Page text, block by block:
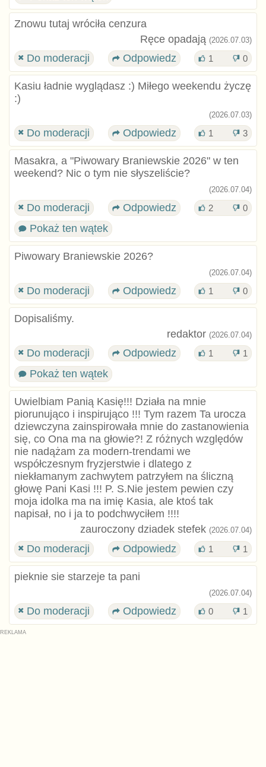
Znowu tutaj wróciła cenzura
Ręce opadają (2026.07.03)
Do moderacji Odpowiedz 1 0
Kasiu ładnie wyglądasz :) Miłego weekendu życzę
:)
(2026.07.03)
Do moderacji Odpowiedz 1 3
Masakra, a "Piwowary Braniewskie 2026" w ten
weekend? Nic o tym nie słyszeliście?
(2026.07.04)
Do moderacji Odpowiedz 2 0
Pokaż ten wątek
Piwowary Braniewskie 2026?
(2026.07.04)
Do moderacji Odpowiedz 1 0
Dopisaliśmy.
redaktor (2026.07.04)
Do moderacji Odpowiedz 1 1
Pokaż ten wątek
Uwielbiam Panią Kasię!!! Działa na mnie
piorunująco i inspirująco !!! Tym razem Ta urocza
dziewczyna zainspirowała mnie do zastanowienia
się, co Ona ma na głowie?! Z różnych względów
nie nadążam za modern-trendami we
współczesnym fryzjerstwie i dlatego z
niekłamanym zachwytem patrzyłem na śliczną
głowę Pani Kasi !!! P. S.Nie jestem pewien czy
moja idolka ma na imię Kasia, ale ktoś tak
napisał, no i ja to podchwyciłem !!!!
zauroczony dziadek stefek (2026.07.04)
Do moderacji Odpowiedz 1 1
pieknie sie starzeje ta pani
(2026.07.04)
Do moderacji Odpowiedz 0 1